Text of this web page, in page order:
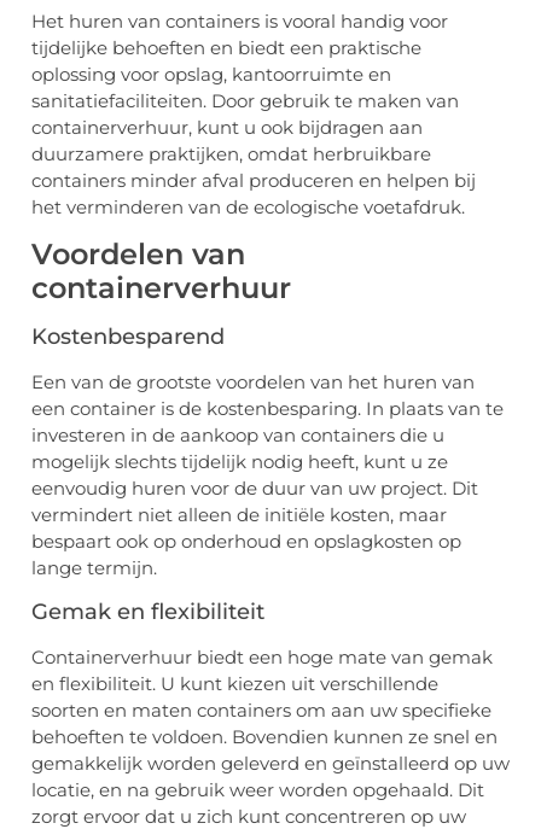
Het huren van containers is vooral handig voor
tijdelijke behoeften en biedt een praktische
oplossing voor opslag, kantoorruimte en
sanitatiefaciliteiten. Door gebruik te maken van
containerverhuur, kunt u ook bijdragen aan
duurzamere praktijken, omdat herbruikbare
containers minder afval produceren en helpen bij
het verminderen van de ecologische voetafdruk.
Voordelen van
containerverhuur
Kostenbesparend
Een van de grootste voordelen van het huren van
een container is de kostenbesparing. In plaats van te
investeren in de aankoop van containers die u
mogelijk slechts tijdelijk nodig heeft, kunt u ze
eenvoudig huren voor de duur van uw project. Dit
vermindert niet alleen de initiële kosten, maar
bespaart ook op onderhoud en opslagkosten op
lange termijn.
Gemak en flexibiliteit
Containerverhuur biedt een hoge mate van gemak
en flexibiliteit. U kunt kiezen uit verschillende
soorten en maten containers om aan uw specifieke
behoeften te voldoen. Bovendien kunnen ze snel en
gemakkelijk worden geleverd en geïnstalleerd op uw
locatie, en na gebruik weer worden opgehaald. Dit
zorgt ervoor dat u zich kunt concentreren op uw